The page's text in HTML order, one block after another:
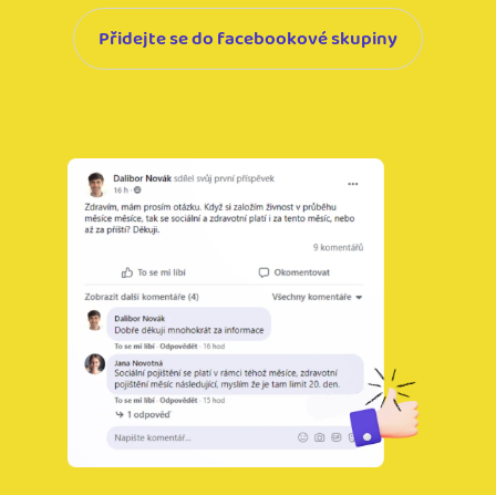
Přidejte se do facebookové skupiny